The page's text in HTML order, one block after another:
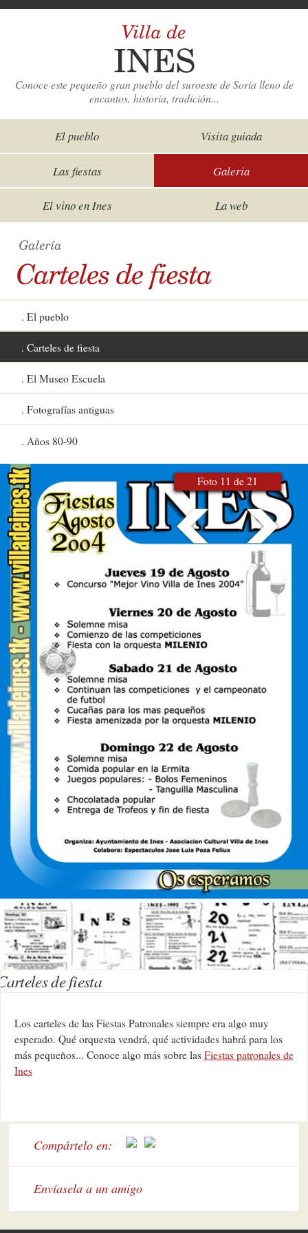
Conoce este pequeño gran pueblo del suroeste de Soria lleno de
encantos, historia, tradición...
El pueblo Visita guiada
Las fiestas Galeria
El vino en Ines La web
El pueblo
Carteles de fiesta
El Museo Escuela
Fotografías antiguas
Años 80-90
Foto 11 de 21
de fiesta
Los carteles de las Fiestas Patronales siempre era algo muy
esperado. Qué orquesta vendrá, qué actividades habrá para los
más pequeños... Conoce algo más sobre las Fiestas patronales de
Ines
Compártelo en:
Envíasela a un amigo